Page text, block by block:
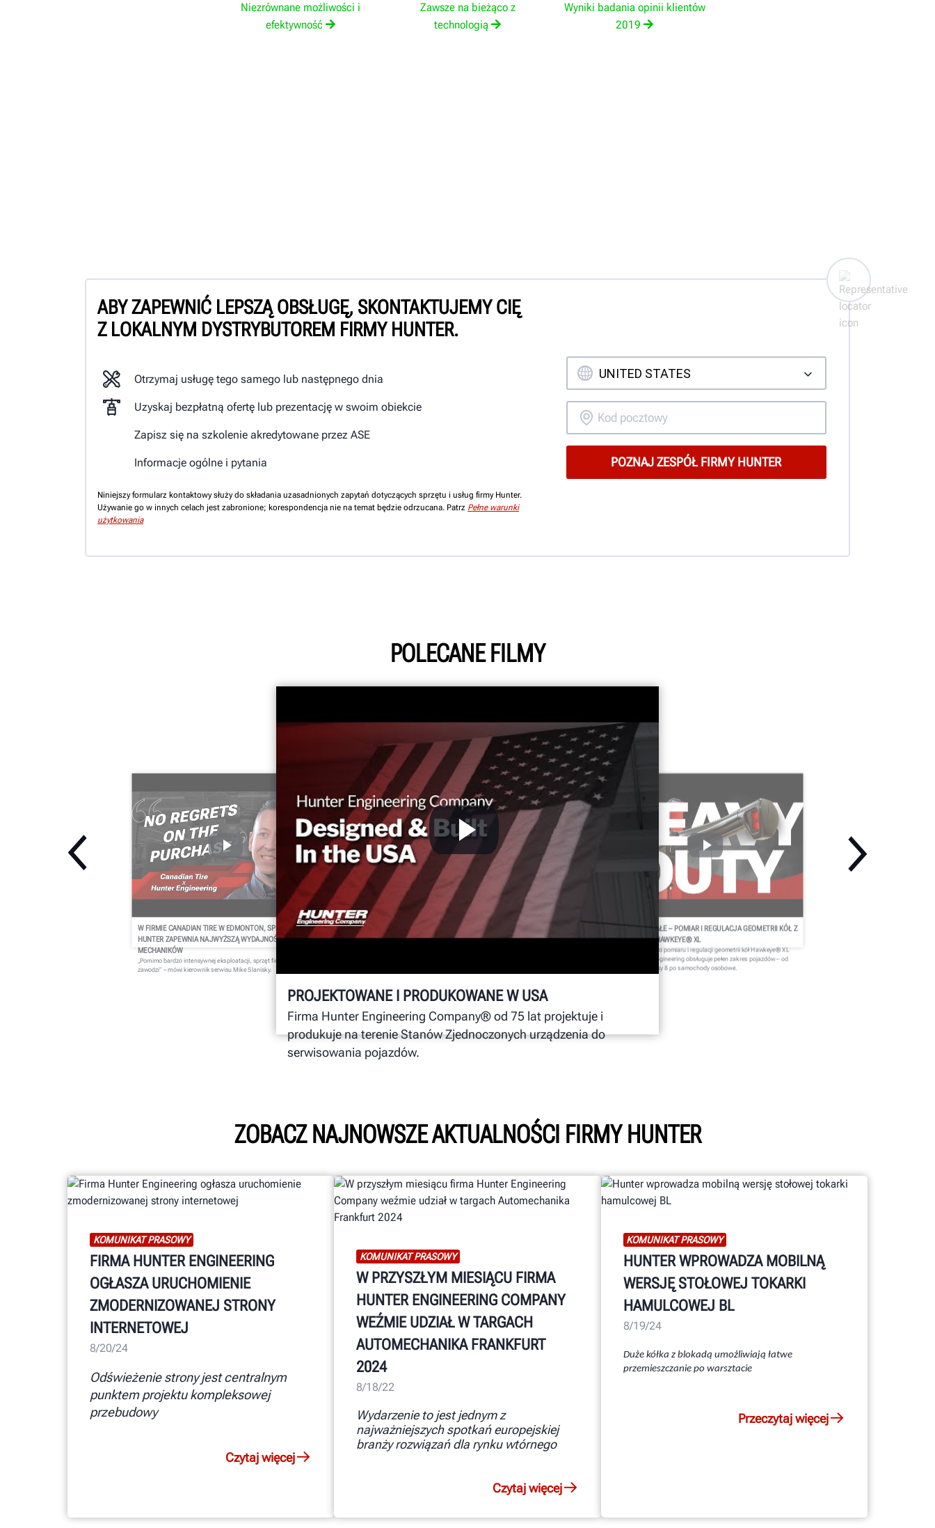
Niezrównane możliwości i
efektywność
Zawsze na bieżąco z
technologią
Wyniki badania opinii klientów
2019
ABY ZAPEWNIĆ LEPSZĄ OBSŁUGĘ, SKONTAKTUJEMY CIĘ
Z LOKALNYM DYSTRYBUTOREM FIRMY HUNTER.
Otrzymaj usługę tego samego lub następnego dnia
Uzyskaj bezpłatną ofertę lub prezentację w swoim obiekcie
Zapisz się na szkolenie akredytowane przez ASE
Informacje ogólne i pytania
Niniejszy formularz kontaktowy służy do składania uzasadnionych zapytań dotyczących sprzętu i usług firmy Hunter.
Używanie go w innych celach jest zabronione; korespondencja nie na temat będzie odrzucana. Patrz Pełne warunki
użytkowania
POLECANE FILMY
PROJEKTOWANE I PRODUKOWANE W USA
Firma Hunter Engineering Company® od 75 lat projektuje i
produkuje na terenie Stanów Zjednoczonych urządzenia do
serwisowania pojazdów.
DUŻE LUB MAŁE – POMIAR I REGULACJA GEOMETRII KÓŁ Z
SYSTEMEM HAWKEYE® XL
Nowy system do pomiaru i regulacji geometrii kół Hawkeye® XL
firmy Hunter Engineering obsługuje pełen zakres pojazdów – od
ciężarówek klasy 8 po samochody osobowe.
W FIRMIE CANADIAN TIRE W EDMONTON, SPRZĘT FIRMY
HUNTER ZAPEWNIA NAJWYŻSZĄ WYDAJNOŚĆ PRACY
MECHANIKÓW
„Pomimo bardzo intensywnej eksploatacji, sprzęt firmy Hunter nie
zawodzi” – mówi kierownik serwisu Mike Slanisky.
ZOBACZ NAJNOWSZE AKTUALNOŚCI FIRMY HUNTER
KOMUNIKAT PRASOWY
FIRMA HUNTER ENGINEERING
OGŁASZA URUCHOMIENIE
ZMODERNIZOWANEJ STRONY
INTERNETOWEJ
8/20/24
Odświeżenie strony jest centralnym
punktem projektu kompleksowej
przebudowy
Czytaj więcej
KOMUNIKAT PRASOWY
W PRZYSZŁYM MIESIĄCU FIRMA
HUNTER ENGINEERING COMPANY
WEŹMIE UDZIAŁ W TARGACH
AUTOMECHANIKA FRANKFURT
2024
8/18/22
Wydarzenie to jest jednym z
najważniejszych spotkań europejskiej
branży rozwiązań dla rynku wtórnego
Czytaj więcej
KOMUNIKAT PRASOWY
HUNTER WPROWADZA MOBILNĄ
WERSJĘ STOŁOWEJ TOKARKI
HAMULCOWEJ BL
8/19/24
Duże kółka z blokadą umożliwiają łatwe
przemieszczanie po warsztacie
Przeczytaj więcej